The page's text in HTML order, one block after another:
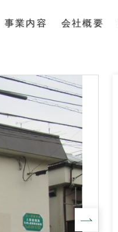
事業内容 会社概要